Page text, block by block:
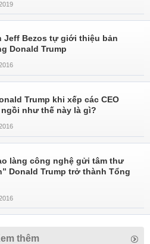
Jeff Bezos tự giới thiệu bản
Donald Trump
Trump khi xếp các CEO
như thế này là gì?
làng công nghệ gửi tâm thư
Donald Trump trở thành Tổng
thêm